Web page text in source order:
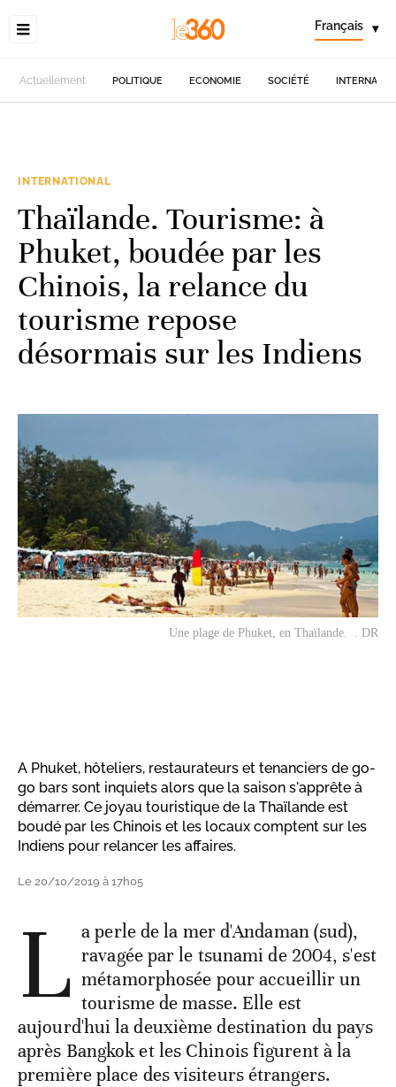
Français ▾
Actuellement POLITIQUE ECONOMIE SOCIÉTÉ
INTERNATIONAL
Thaïlande. Tourisme: à
Phuket, boudée par les
Chinois, la relance du
tourisme repose
désormais sur les Indiens
Une plage de Phuket, en Thaïlande. . DR
A Phuket, hôteliers, restaurateurs et tenanciers de go-
go bars sont inquiets alors que la saison s'apprête à
démarrer. Ce joyau touristique de la Thaïlande est
boudé par les Chinois et les locaux comptent sur les
Indiens pour relancer les affaires.
Le 20/10/2019 à 17h05
L a perle de la mer d'Andaman (sud),
ravagée par le tsunami de 2004, s'est
métamorphosée pour accueillir un
tourisme de masse. Elle est
aujourd'hui la deuxième destination du pays
après Bangkok et les Chinois figurent à la
première place des visiteurs étrangers.